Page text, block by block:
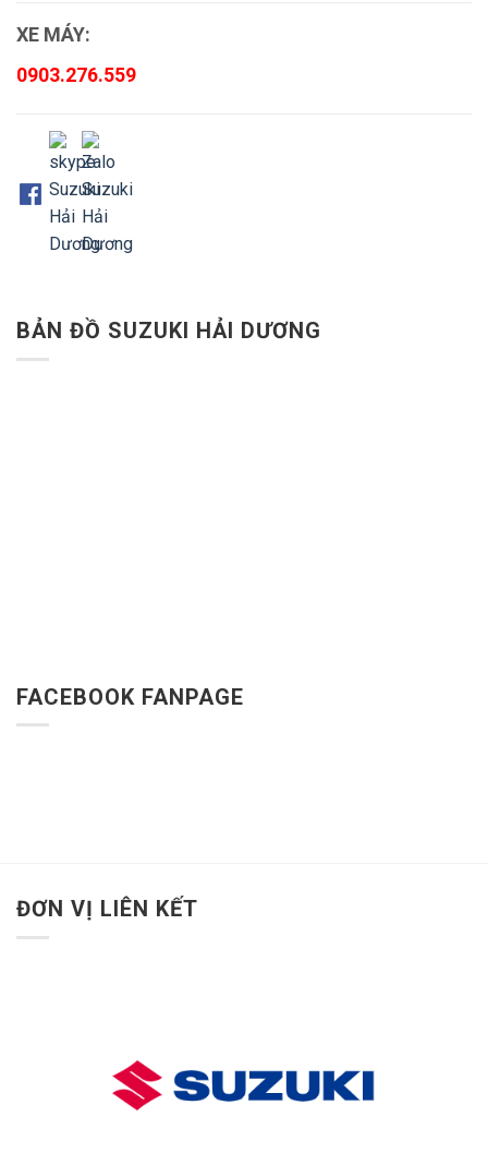
XE MÁY:
0903.276.559
BẢN ĐỒ SUZUKI HẢI DƯƠNG
FACEBOOK FANPAGE
ĐƠN VỊ LIÊN KẾT